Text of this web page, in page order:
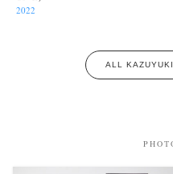
Postwar and Shōwa-Era
Special Exhibitions
Untitled Records (41) Workshop
2022
ALL